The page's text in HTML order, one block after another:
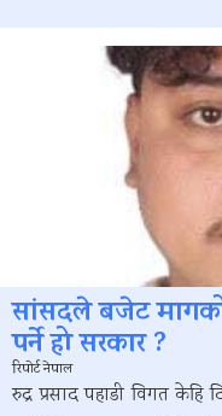
सांसदले बजेट मागको
पर्ने हो सरकार ?
रिपोर्ट नेपाल
रुद्र प्रसाद पहाडी विगत